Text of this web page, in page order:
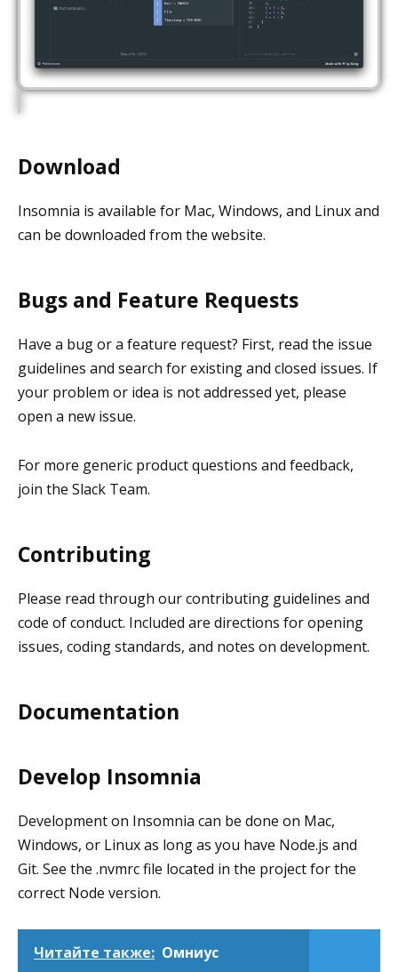
Download
Insomnia is available for Mac, Windows, and Linux and
can be downloaded from the website.
Bugs and Feature Requests
Have a bug or a feature request? First, read the issue
guidelines and search for existing and closed issues. If
your problem or idea is not addressed yet, please
open a new issue.
For more generic product questions and feedback,
join the Slack Team.
Contributing
Please read through our contributing guidelines and
code of conduct. Included are directions for opening
issues, coding standards, and notes on development.
Documentation
Develop Insomnia
Development on Insomnia can be done on Mac,
Windows, or Linux as long as you have Node.js and
Git. See the .nvmrc file located in the project for the
correct Node version.
Читайте также: Омниус